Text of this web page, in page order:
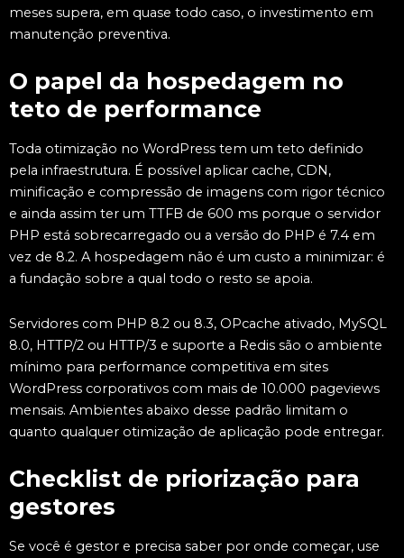
meses supera, em quase todo caso, o investimento em
manutenção preventiva.
O papel da hospedagem no
teto de performance
Toda otimização no WordPress tem um teto definido
pela infraestrutura. É possível aplicar cache, CDN,
minificação e compressão de imagens com rigor técnico
e ainda assim ter um TTFB de 600 ms porque o servidor
PHP está sobrecarregado ou a versão do PHP é 7.4 em
vez de 8.2. A hospedagem não é um custo a minimizar: é
a fundação sobre a qual todo o resto se apoia.
Servidores com PHP 8.2 ou 8.3, OPcache ativado, MySQL
8.0, HTTP/2 ou HTTP/3 e suporte a Redis são o ambiente
mínimo para performance competitiva em sites
WordPress corporativos com mais de 10.000 pageviews
mensais. Ambientes abaixo desse padrão limitam o
quanto qualquer otimização de aplicação pode entregar.
Checklist de priorização para
gestores
Se você é gestor e precisa saber por onde começar, use